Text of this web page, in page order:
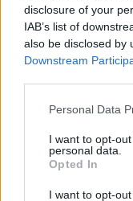
disclosure of your
IAB’s list of
also be disclosed by
Downstream
Please note that
not limited to your
grant or deny
use your data for
consent section.
Personal Data
I want to opt-
personal data.
Opted In
I want to opt-